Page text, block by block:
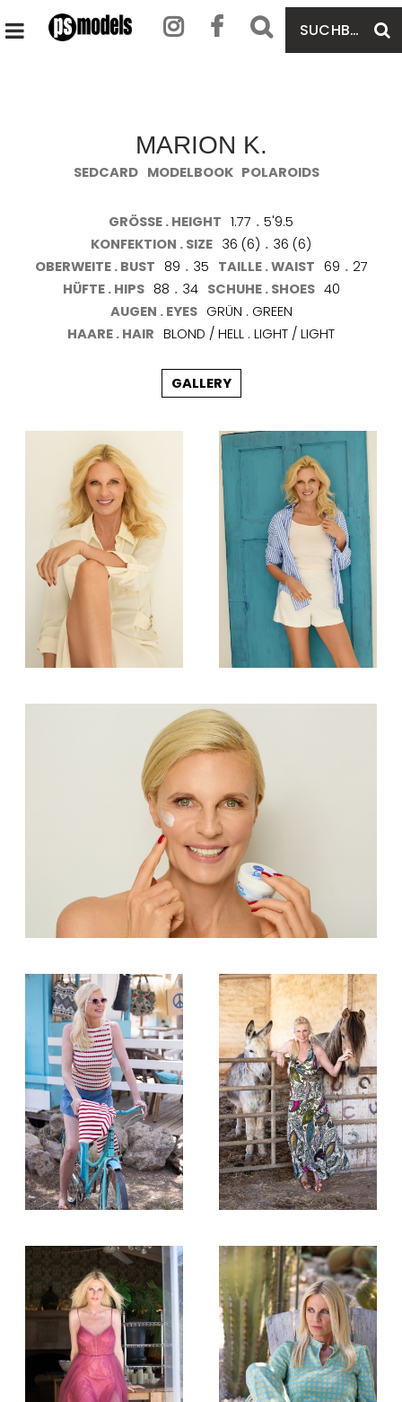
SUCHBEGRIFF
EINGEBEN
HAUPTMENÜ
MARION K.
SEDCARD MODELBOOK POLAROIDS
GRÖSSE . HEIGHT 1.77 . 5'9.5
KONFEKTION . SIZE 36 (6) . 36 (6)
OBERWEITE . BUST 89 . 35 TAILLE . WAIST 69 . 27
HÜFTE . HIPS 88 . 34 SCHUHE . SHOES 40
AUGEN . EYES GRÜN . GREEN
HAARE . HAIR BLOND / HELL . LIGHT / LIGHT
GALLERY